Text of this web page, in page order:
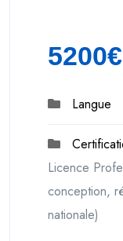
5200€
Langue
Licence
conception,
nationale)